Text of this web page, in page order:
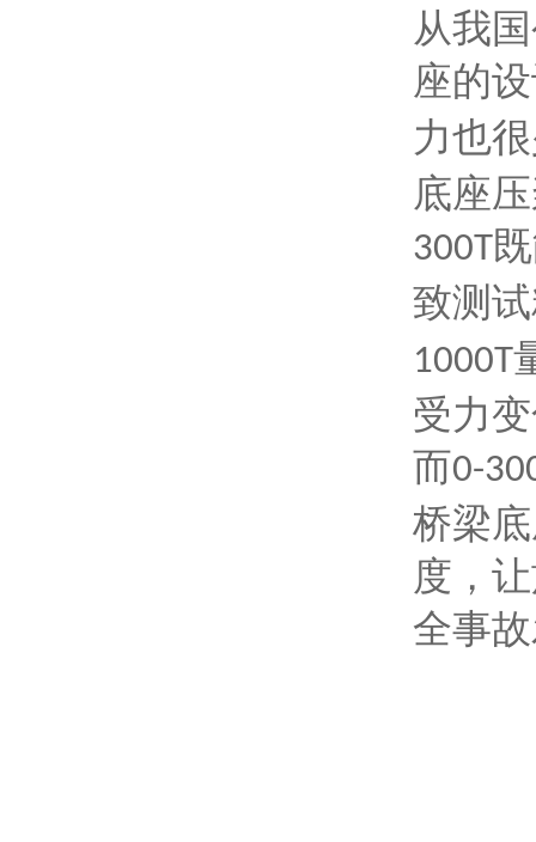
从我
座的
力也
底座
300T
致测
1000T
受力
而0-
桥梁
度，
全事